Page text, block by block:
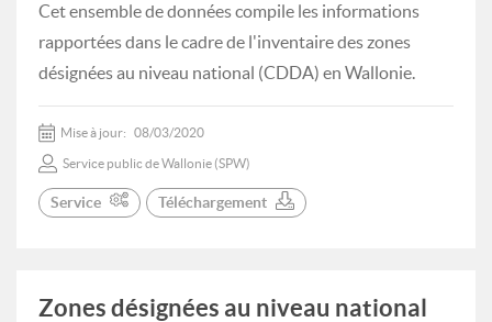
Cet ensemble de données compile les informations
rapportées dans le cadre de l'inventaire des zones
désignées au niveau national (CDDA) en Wallonie.
Mise à jour: 08/03/2020
Service public de Wallonie (SPW)
Service Téléchargement
Zones désignées au niveau national